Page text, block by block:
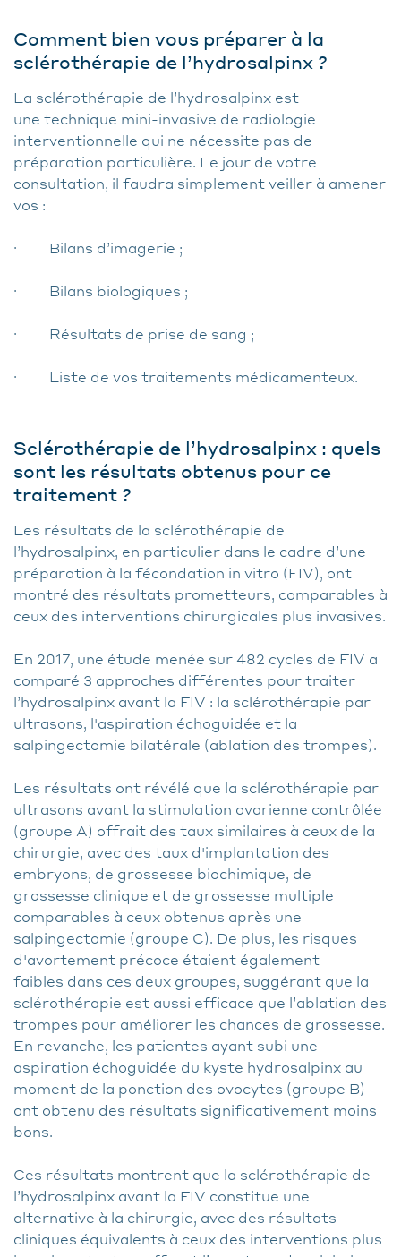
Comment bien vous préparer à la
sclérothérapie de l’hydrosalpinx ?
La sclérothérapie de l’hydrosalpinx est
une technique mini-invasive de radiologie
interventionnelle qui ne nécessite pas de
préparation particulière. Le jour de votre
consultation, il faudra simplement veiller à amener
vos :
· Bilans d’imagerie ;
· Bilans biologiques ;
· Résultats de prise de sang ;
· Liste de vos traitements médicamenteux.
Sclérothérapie de l’hydrosalpinx : quels
sont les résultats obtenus pour ce
traitement ?
Les résultats de la sclérothérapie de
l’hydrosalpinx, en particulier dans le cadre d’une
préparation à la fécondation in vitro (FIV), ont
montré des résultats prometteurs, comparables à
ceux des interventions chirurgicales plus invasives.
En 2017, une étude menée sur 482 cycles de FIV a
comparé 3 approches différentes pour traiter
l’hydrosalpinx avant la FIV : la sclérothérapie par
ultrasons, l'aspiration échoguidée et la
salpingectomie bilatérale (ablation des trompes).
Les résultats ont révélé que la sclérothérapie par
ultrasons avant la stimulation ovarienne contrôlée
(groupe A) offrait des taux similaires à ceux de la
chirurgie, avec des taux d'implantation des
embryons, de grossesse biochimique, de
grossesse clinique et de grossesse multiple
comparables à ceux obtenus après une
salpingectomie (groupe C). De plus, les risques
d'avortement précoce étaient également
faibles dans ces deux groupes, suggérant que la
sclérothérapie est aussi efficace que l’ablation des
trompes pour améliorer les chances de grossesse.
En revanche, les patientes ayant subi une
aspiration échoguidée du kyste hydrosalpinx au
moment de la ponction des ovocytes (groupe B)
ont obtenu des résultats significativement moins
bons.
Ces résultats montrent que la sclérothérapie de
l’hydrosalpinx avant la FIV constitue une
alternative à la chirurgie, avec des résultats
cliniques équivalents à ceux des interventions plus